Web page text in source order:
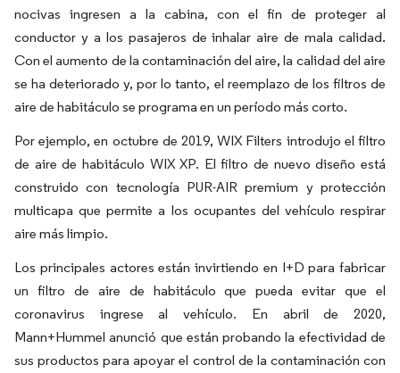
nocivas ingresen a la cabina, con el fin de proteger al
conductor y a los pasajeros de inhalar aire de mala calidad.
Con el aumento de la contaminación del aire, la calidad del aire
se ha deteriorado y, por lo tanto, el reemplazo de los filtros de
aire de habitáculo se programa en un período más corto.
Por ejemplo, en octubre de 2019, WIX Filters introdujo el filtro
de aire de habitáculo WIX XP. El filtro de nuevo diseño está
construido con tecnología PUR-AIR premium y protección
multicapa que permite a los ocupantes del vehículo respirar
aire más limpio.
Los principales actores están invirtiendo en I+D para fabricar
un filtro de aire de habitáculo que pueda evitar que el
coronavirus ingrese al vehículo. En abril de 2020,
Mann+Hummel anunció que están probando la efectividad de
sus productos para apoyar el control de la contaminación con